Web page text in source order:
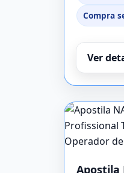
Compra
Ver
Apostila